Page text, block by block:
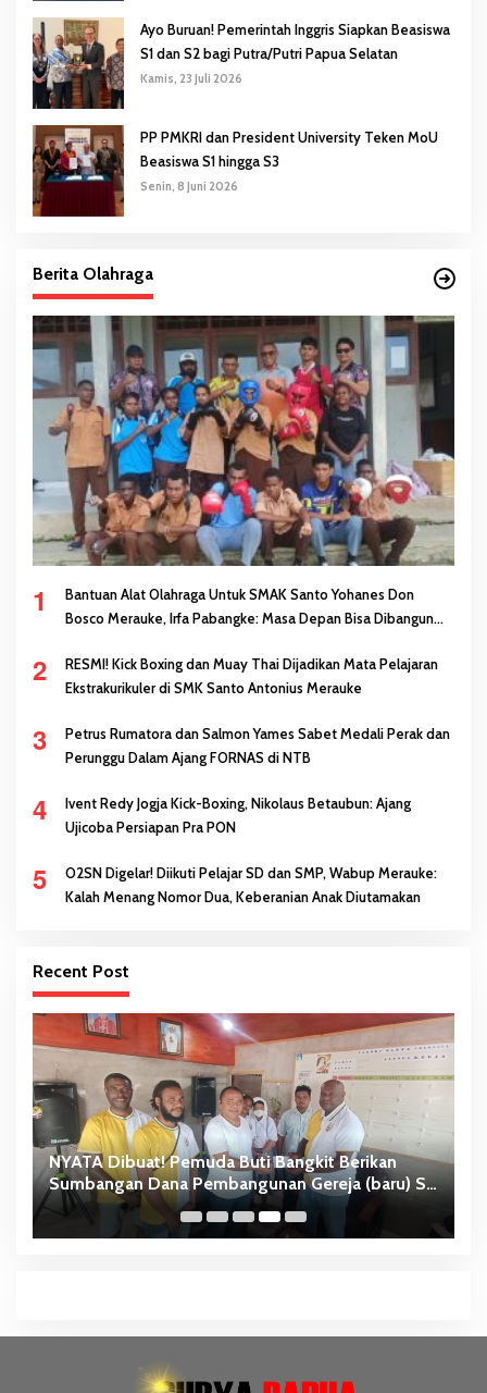
Ayo Buruan! Pemerintah Inggris Siapkan Beasiswa
S1 dan S2 bagi Putra/Putri Papua Selatan
Kamis, 23 Juli 2026
PP PMKRI dan President University Teken MoU
Beasiswa S1 hingga S3
Senin, 8 Juni 2026
Berita Olahraga
1
Bantuan Alat Olahraga Untuk SMAK Santo Yohanes Don
Bosco Merauke, Irfa Pabangke: Masa Depan Bisa Dibangun
2
RESMI! Kick Boxing dan Muay Thai Dijadikan Mata Pelajaran
Ekstrakurikuler di SMK Santo Antonius Merauke
3
Petrus Rumatora dan Salmon Yames Sabet Medali Perak dan
Perunggu Dalam Ajang FORNAS di NTB
4
Ivent Redy Jogja Kick-Boxing, Nikolaus Betaubun: Ajang
Ujicoba Persiapan Pra PON
5
O2SN Digelar! Diikuti Pelajar SD dan SMP, Wabup Merauke:
Kalah Menang Nomor Dua, Keberanian Anak Diutamakan
Recent Post
NYATA Dibuat! Pemuda Buti Bangkit Berikan
Sumbangan Dana Pembangunan Gereja (baru) St.
Theresia Buti-Merauke